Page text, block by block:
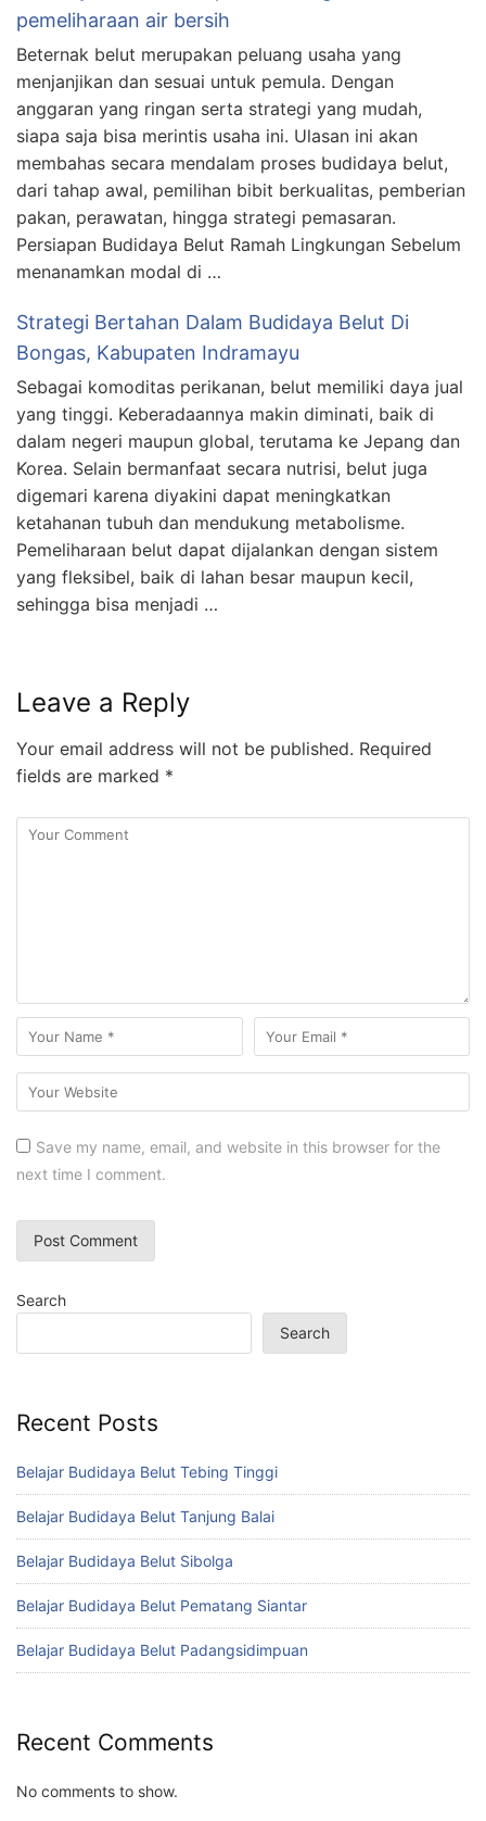
pemeliharaan air bersih
Beternak belut merupakan peluang usaha yang
menjanjikan dan sesuai untuk pemula. Dengan
anggaran yang ringan serta strategi yang mudah,
siapa saja bisa merintis usaha ini. Ulasan ini akan
membahas secara mendalam proses budidaya belut,
dari tahap awal, pemilihan bibit berkualitas, pemberian
pakan, perawatan, hingga strategi pemasaran.
Persiapan Budidaya Belut Ramah Lingkungan Sebelum
menanamkan modal di …
Strategi Bertahan Dalam Budidaya Belut Di
Bongas, Kabupaten Indramayu
Sebagai komoditas perikanan, belut memiliki daya jual
yang tinggi. Keberadaannya makin diminati, baik di
dalam negeri maupun global, terutama ke Jepang dan
Korea. Selain bermanfaat secara nutrisi, belut juga
digemari karena diyakini dapat meningkatkan
ketahanan tubuh dan mendukung metabolisme.
Pemeliharaan belut dapat dijalankan dengan sistem
yang fleksibel, baik di lahan besar maupun kecil,
sehingga bisa menjadi …
Leave a Reply
Your email address will not be published. Required
fields are marked *
Save my name, email, and website in this browser for the
next time I comment.
Search
Search
Recent Posts
Belajar Budidaya Belut Tebing Tinggi
Belajar Budidaya Belut Tanjung Balai
Belajar Budidaya Belut Sibolga
Belajar Budidaya Belut Pematang Siantar
Belajar Budidaya Belut Padangsidimpuan
Recent Comments
No comments to show.